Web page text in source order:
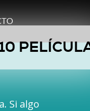
Si algo